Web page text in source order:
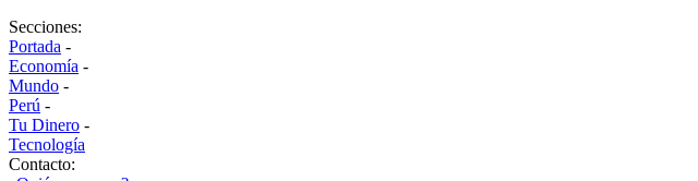
Secciones:
Portada -
Economía -
Mundo -
Perú -
Tu Dinero -
Tecnología
Contacto: